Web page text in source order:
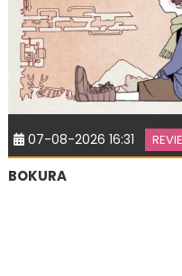
07-08-2026 16:31
BOKURA